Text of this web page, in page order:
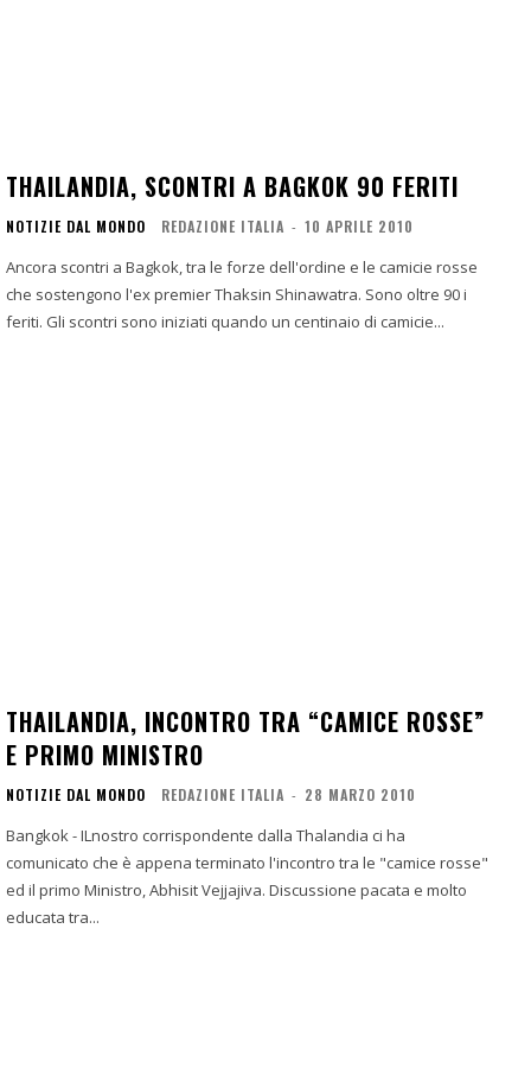
THAILANDIA, SCONTRI A BAGKOK 90 FERITI
NOTIZIE DAL MONDO REDAZIONE ITALIA - 10 APRILE 2010
Ancora scontri a Bagkok, tra le forze dell'ordine e le camicie rosse
che sostengono l'ex premier Thaksin Shinawatra. Sono oltre 90 i
feriti. Gli scontri sono iniziati quando un centinaio di camicie...
THAILANDIA, INCONTRO TRA “CAMICE ROSSE”
E PRIMO MINISTRO
NOTIZIE DAL MONDO REDAZIONE ITALIA - 28 MARZO 2010
Bangkok - ILnostro corrispondente dalla Thalandia ci ha
comunicato che è appena terminato l'incontro tra le "camice rosse"
ed il primo Ministro, Abhisit Vejjajiva. Discussione pacata e molto
educata tra...